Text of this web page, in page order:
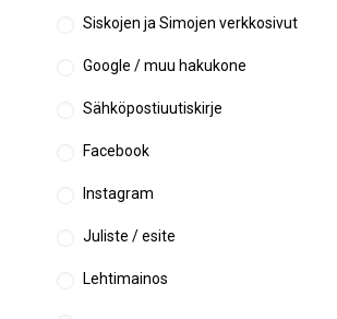
Siskojen ja Simojen verkkosivut
Google / muu hakukone
Sähköpostiuutiskirje
Facebook
Instagram
Juliste / esite
Lehtimainos